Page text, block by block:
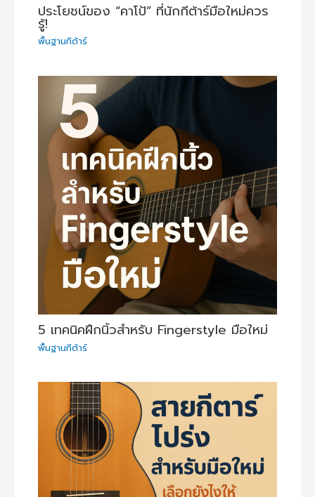
ประโยชน์ของ “คาโป้” ที่นักกีต้าร์มือใหม่ควร
รู้!
พื้นฐานกีต้าร์
5 เทคนิคฝึกนิ้วสำหรับ Fingerstyle มือใหม่
พื้นฐานกีต้าร์